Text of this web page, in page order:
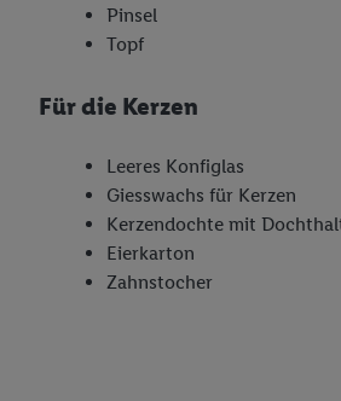
Pinsel
Topf
Für die Kerzen
Leeres Konfiglas
Giesswachs für Kerzen
Kerzendochte mit
Eierkarton
Zahnstocher